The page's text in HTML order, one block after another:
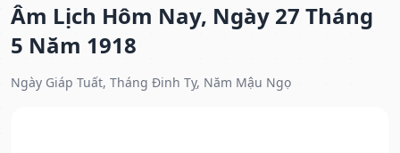
Âm Lịch Hôm Nay, Ngày 27 Tháng
5 Năm 1918
Ngày Giáp Tuất, Tháng Đinh Tỵ, Năm Mậu Ngọ